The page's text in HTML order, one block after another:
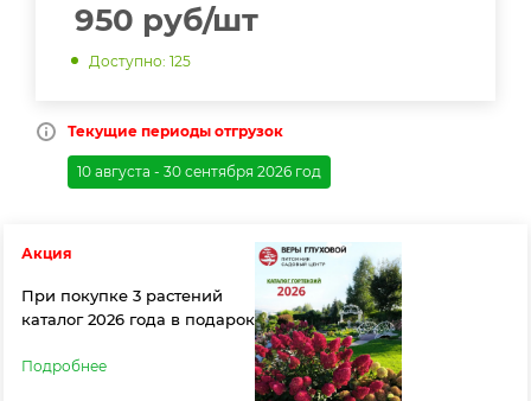
950 руб/шт
Доступно: 125
Текущие периоды отгрузок
10 августа - 30 сентября 2026 год
Акция
При покупке 3 растений
каталог 2026 года в подарок
Подробнее